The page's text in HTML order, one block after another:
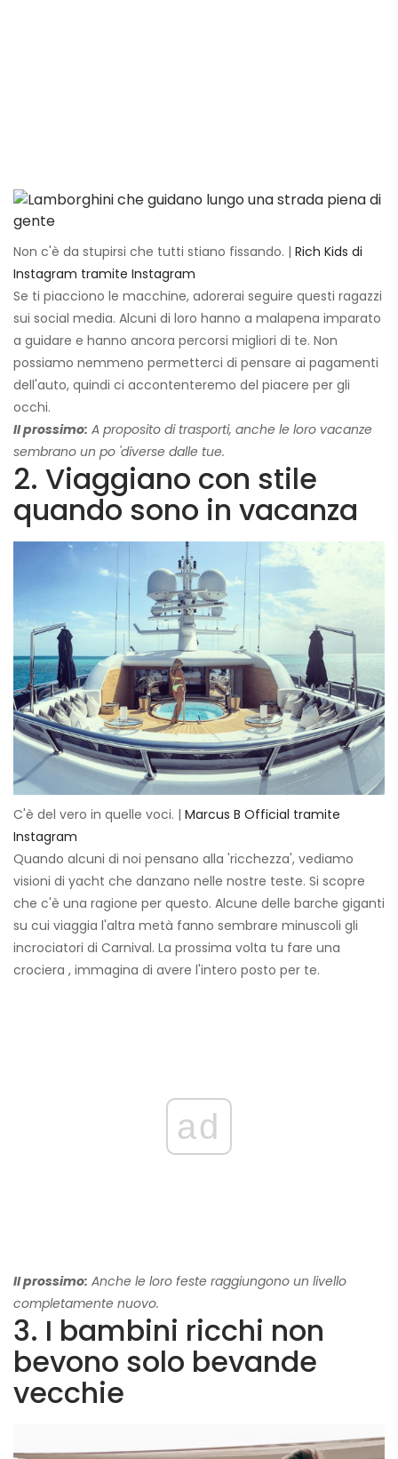
Non c'è da stupirsi che tutti stiano fissando. | Rich Kids di
Instagram tramite Instagram
Se ti piacciono le macchine, adorerai seguire questi ragazzi
sui social media. Alcuni di loro hanno a malapena imparato
a guidare e hanno ancora percorsi migliori di te. Non
possiamo nemmeno permetterci di pensare ai pagamenti
dell'auto, quindi ci accontenteremo del piacere per gli
occhi.
Il prossimo: A proposito di trasporti, anche le loro vacanze
sembrano un po 'diverse dalle tue.
2. Viaggiano con stile
quando sono in vacanza
C'è del vero in quelle voci. | Marcus B Official tramite
Instagram
Quando alcuni di noi pensano alla 'ricchezza', vediamo
visioni di yacht che danzano nelle nostre teste. Si scopre
che c'è una ragione per questo. Alcune delle barche giganti
su cui viaggia l'altra metà fanno sembrare minuscoli gli
incrociatori di Carnival. La prossima volta tu fare una
crociera , immagina di avere l'intero posto per te.
ad
Il prossimo: Anche le loro feste raggiungono un livello
completamente nuovo.
3. I bambini ricchi non
bevono solo bevande
vecchie